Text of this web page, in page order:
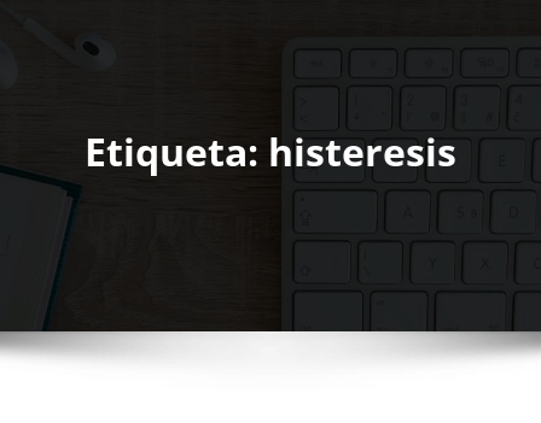
Etiqueta: histeresis